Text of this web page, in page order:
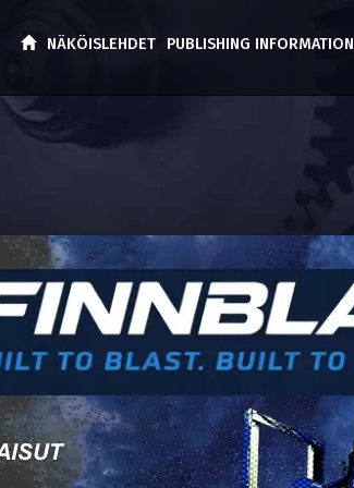
NÄKÖISLEHDET PUBLISHING INFORMATION